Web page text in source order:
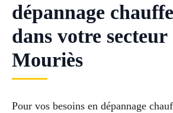
dépannage
dans votre secteur
Mouriès
Pour vos besoins en dépannage